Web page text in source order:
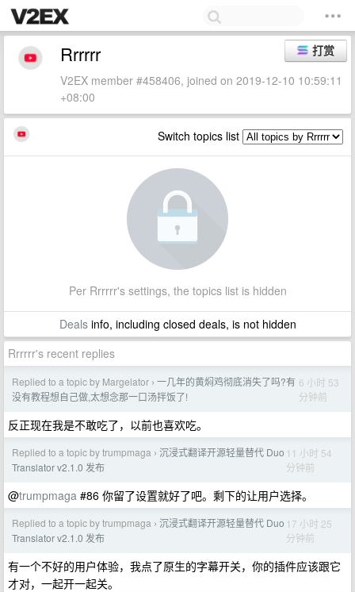
打赏
Rrrrrr
V2EX member #458406, joined on 2019-12-10 10:59:11
+08:00
Switch topics list
Per Rrrrrr's settings, the topics list is hidden
Dealsinfo, including closed deals, is not hidden
Rrrrrr's recent replies
Replied to a topic by Margelator › 一几年的黄焖鸡彻底消失了吗?有
没有教程想自己做,太想念那一口汤拌饭了!
6 小时 53
分钟前
反正现在我是不敢吃了，以前也喜欢吃。
Replied to a topic by trumpmaga › 沉浸式翻译开源轻量替代 Duo
Translator v2.1.0 发布
11 小时 54
分钟前
@trumpmaga #86 你留了设置就好了吧。剩下的让用户选择。
Replied to a topic by trumpmaga › 沉浸式翻译开源轻量替代 Duo
Translator v2.1.0 发布
17 小时 25
分钟前
有一个不好的用户体验，我点了原生的字幕开关，你的插件应该跟它
才对，一起开一起关。